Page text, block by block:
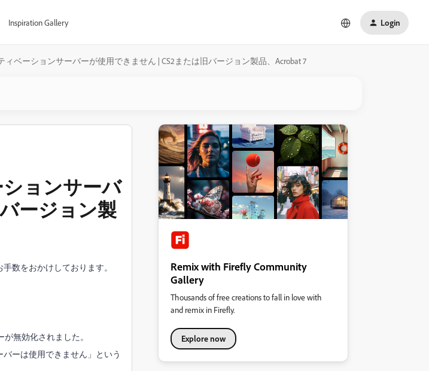
Inspiration Gallery Login
ィベーションサーバーが使用できません | CS2または旧バージョン製品、Acrobat 7
ションサーバ
ージョン製
数をおかけしております。
が無効化されました。
ーは使用できません」という
Remix with Firefly Community
Gallery
Thousands of free creations to fall in love with
and remix in Firefly.
Explore now